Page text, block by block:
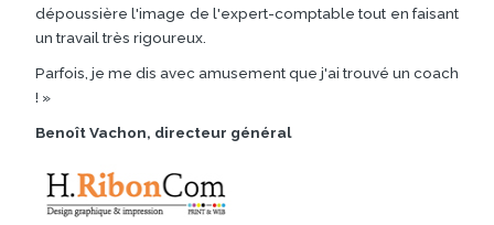
dépoussière l'image de l'expert-comptable tout en faisant
un travail très rigoureux.
Parfois, je me dis avec amusement que j'ai trouvé un coach
! »
Benoît Vachon, directeur général